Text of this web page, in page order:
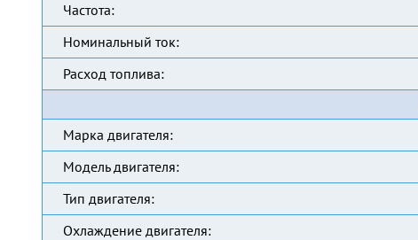
Частота:
Номинальный ток:
Расход топлива:
Марка двигателя:
Модель двигателя:
Тип двигателя:
Охлаждение двигателя: